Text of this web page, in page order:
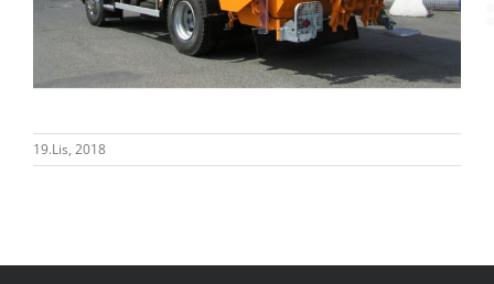
19.Lis, 2018